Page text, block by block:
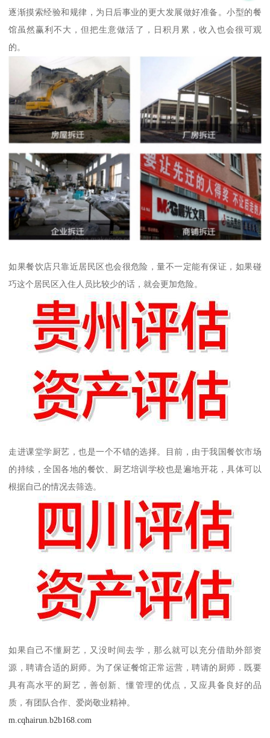
逐渐摸索经验和规律，为日后事业的更大发展做好准备。小型的餐
馆虽然赢利不大，但把生意做活了，日积月累，收入也会很可观
的。
如果餐饮店只靠近居民区也会很危险，量不一定能有保证，如果碰
巧这个居民区入住人员比较少的话，就会更加危险。
走进课堂学厨艺，也是一个不错的选择。目前，由于我国餐饮市场
的持续，全国各地的餐饮、厨艺培训学校也是遍地开花，具体可以
根据自己的情况去筛选。
如果自己不懂厨艺，又没时间去学，那么就可以充分借助外部资
源，聘请合适的厨师。为了保证餐馆正常运营，聘请的厨师．既要
具有高水平的厨艺，善创新、懂管理的优点，又应具备良好的品
质，有团队合作、爱岗敬业精神。
m.cqhairun.b2b168.com